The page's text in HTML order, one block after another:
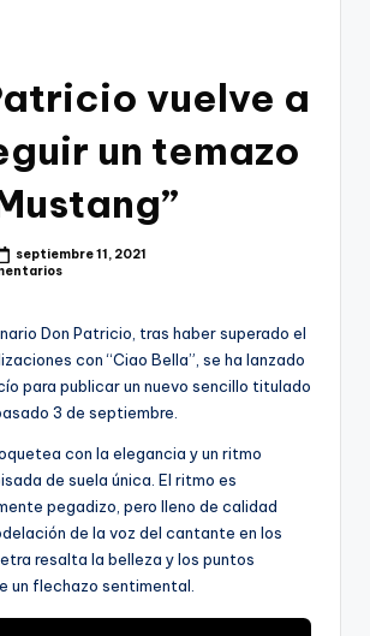
vuelve a
un temazo
septiembre 11, 2021
Don Patricio, tras haber superado el
con “Ciao Bella”, se ha lanzado
para publicar un nuevo sencillo titulado
3 de septiembre.
con la elegancia y un ritmo
de suela única. El ritmo es
pegadizo, pero lleno de calidad
de la voz del cantante en los
resalta la belleza y los puntos
un flechazo sentimental.